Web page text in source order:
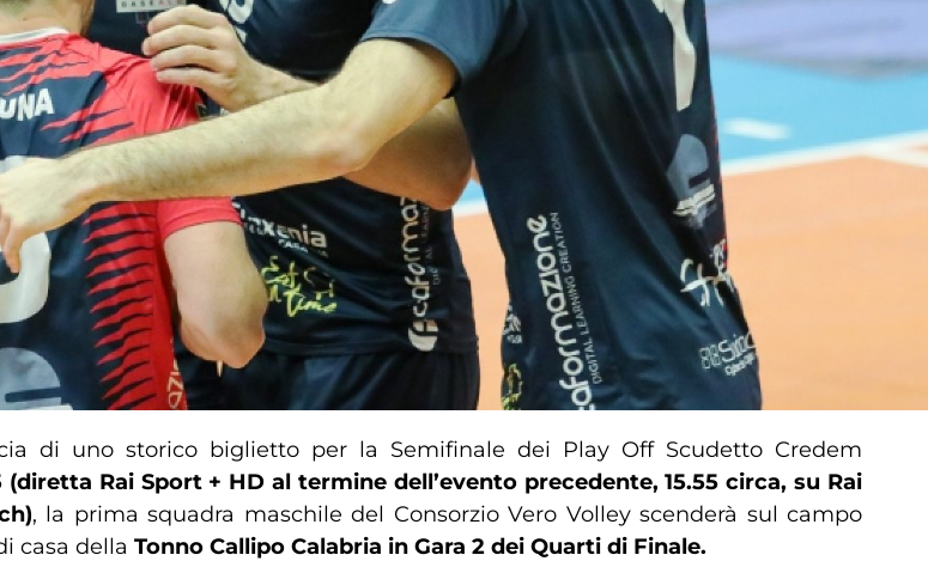
di uno storico biglietto per la Semifinale dei Play Off Scudetto Credem
(diretta Rai Sport + HD al termine dell’evento precedente, 15.55 circa, su Rai
, la prima squadra maschile del Consorzio Vero Volley scenderà sul campo
casa della Tonno Callipo Calabria in Gara 2 dei Quarti di Finale.